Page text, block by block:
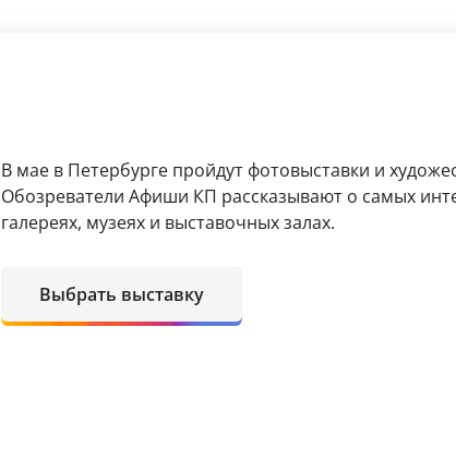
В мае в Петербурге пройдут фотовыставки и
Обозреватели Афиши КП рассказывают о самых
галереях, музеях и выставочных залах.
Выбрать выставку